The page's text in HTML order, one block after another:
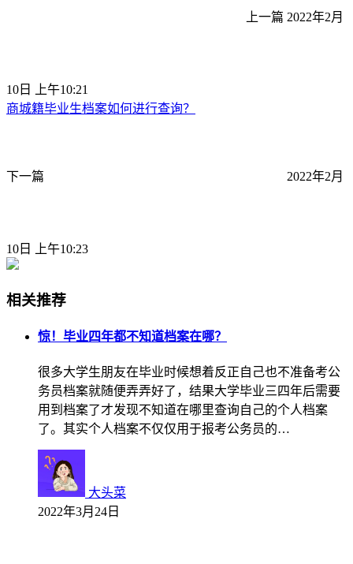
上一篇 2022年2月
10日 上午10:21
商城籍毕业生档案如何进行查询？
下一篇 2022年2月
10日 上午10:23
相关推荐
惊！毕业四年都不知道档案在哪？
很多大学生朋友在毕业时候想着反正自己也不准备考公
务员档案就随便弄弄好了，结果大学毕业三四年后需要
用到档案了才发现不知道在哪里查询自己的个人档案
了。其实个人档案不仅仅用于报考公务员的…
大头菜
2022年3月24日